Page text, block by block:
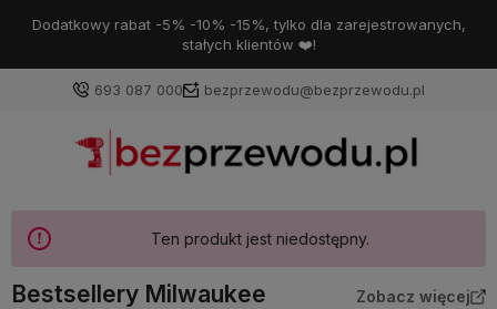
Dodatkowy rabat -5% -10% -15%, tylko dla zarejestrowanych,
stałych klientów ❤️!
693 087 000 bezprzewodu@bezprzewodu.pl
Ten produkt jest niedostępny.
Bestsellery Milwaukee Zobacz więcej